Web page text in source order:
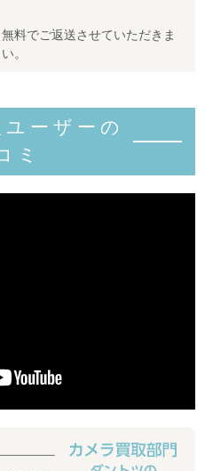
料でご返送させていただきま
。
ーザーの
ミ